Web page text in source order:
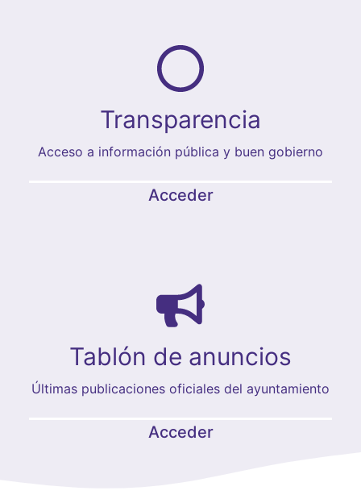
Transparencia
Acceso a información pública y buen gobierno
Acceder
Tablón de anuncios
Últimas publicaciones oficiales del ayuntamiento
Acceder